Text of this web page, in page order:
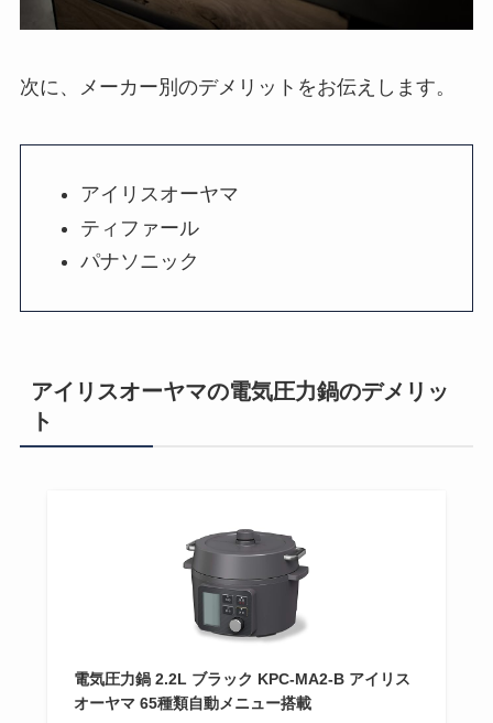
次に、メーカー別のデメリットをお伝えします。
アイリスオーヤマ
ティファール
パナソニック
アイリスオーヤマの電気圧力鍋のデメリッ
ト
電気圧力鍋 2.2L ブラック KPC-MA2-B アイリス
オーヤマ 65種類自動メニュー搭載